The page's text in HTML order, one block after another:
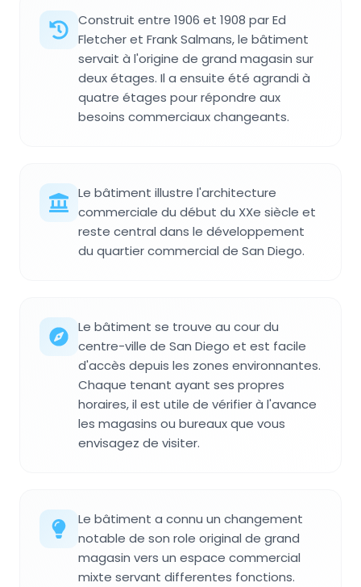
Construit entre 1906 et 1908 par Ed
Fletcher et Frank Salmans, le bâtiment
servait à l'origine de grand magasin sur
deux étages. Il a ensuite été agrandi à
quatre étages pour répondre aux
besoins commerciaux changeants.
Le bâtiment illustre l'architecture
commerciale du début du XXe siècle et
reste central dans le développement
du quartier commercial de San Diego.
Le bâtiment se trouve au cour du
centre-ville de San Diego et est facile
d'accès depuis les zones environnantes.
Chaque tenant ayant ses propres
horaires, il est utile de vérifier à l'avance
les magasins ou bureaux que vous
envisagez de visiter.
Le bâtiment a connu un changement
notable de son role original de grand
magasin vers un espace commercial
mixte servant differentes fonctions.